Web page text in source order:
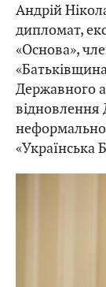
Андрій
дипломат,
«Основа»,
Державного
відновлення
«Українська